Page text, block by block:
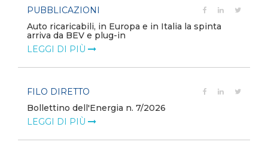
PUBBLICAZIONI
Auto ricaricabili, in Europa e in Italia la spinta
arriva da BEV e plug-in
LEGGI DI PIÙ
FILO DIRETTO
Bollettino dell'Energia n. 7/2026
LEGGI DI PIÙ